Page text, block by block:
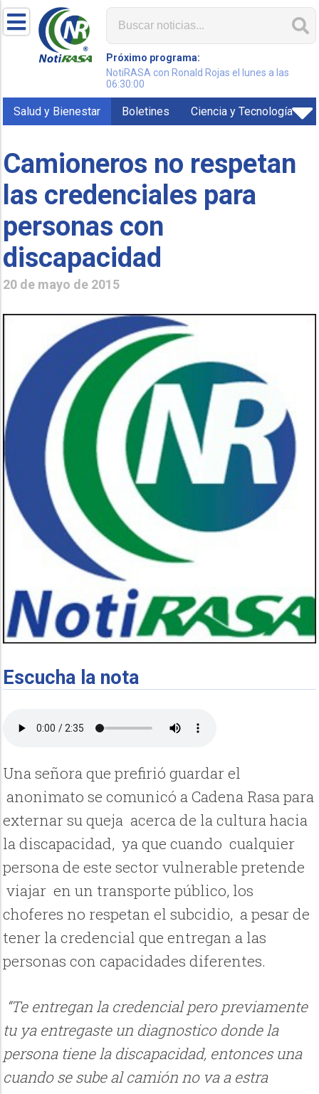
Próximo programa:
NotiRASA con Ronald Rojas el lunes a las
06:30:00
Salud y Bienestar Boletines Ciencia y Tecnología
Camioneros no respetan
las credenciales para
personas con
discapacidad
20 de mayo de 2015
Escucha la nota
Una señora que prefirió guardar el
anonimato se comunicó a Cadena Rasa para
externar su queja acerca de la cultura hacia
la discapacidad, ya que cuando cualquier
persona de este sector vulnerable pretende
viajar en un transporte público, los
choferes no respetan el subcidio, a pesar de
tener la credencial que entregan a las
personas con capacidades diferentes.
“Te entregan la credencial pero previamente
tu ya entregaste un diagnostico donde la
persona tiene la discapacidad, entonces una
cuando se sube al camión no va a estra